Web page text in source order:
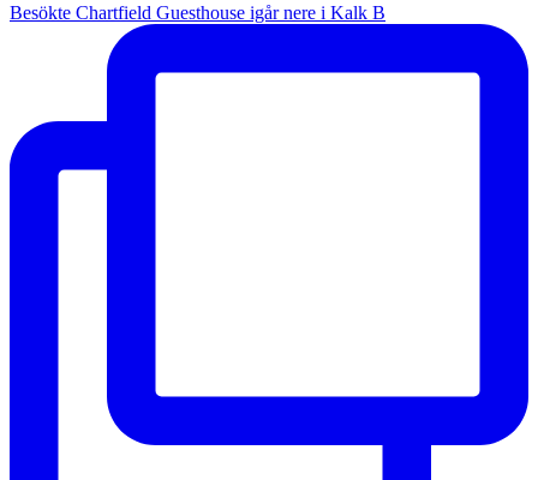
Besökte Chartfield Guesthouse igår nere i Kalk B